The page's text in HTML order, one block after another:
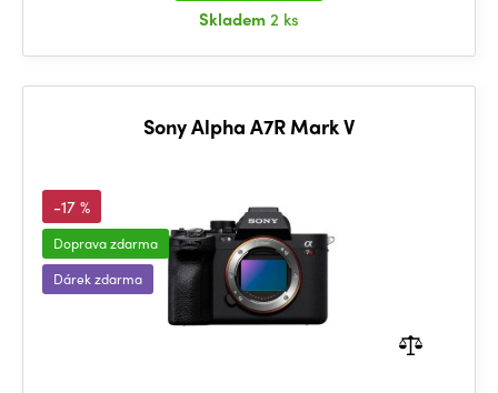
Skladem2 ks
Sony Alpha A7R Mark V
-17 %
Doprava zdarma
Dárek zdarma